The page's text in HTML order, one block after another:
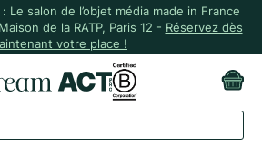
Le salon de l’objet média made in France
de la RATP, Paris 12 - Réservez dès
votre place !
ACT A SELECTIONNÉ